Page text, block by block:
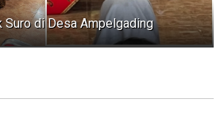
Suro di Desa Ampelgading